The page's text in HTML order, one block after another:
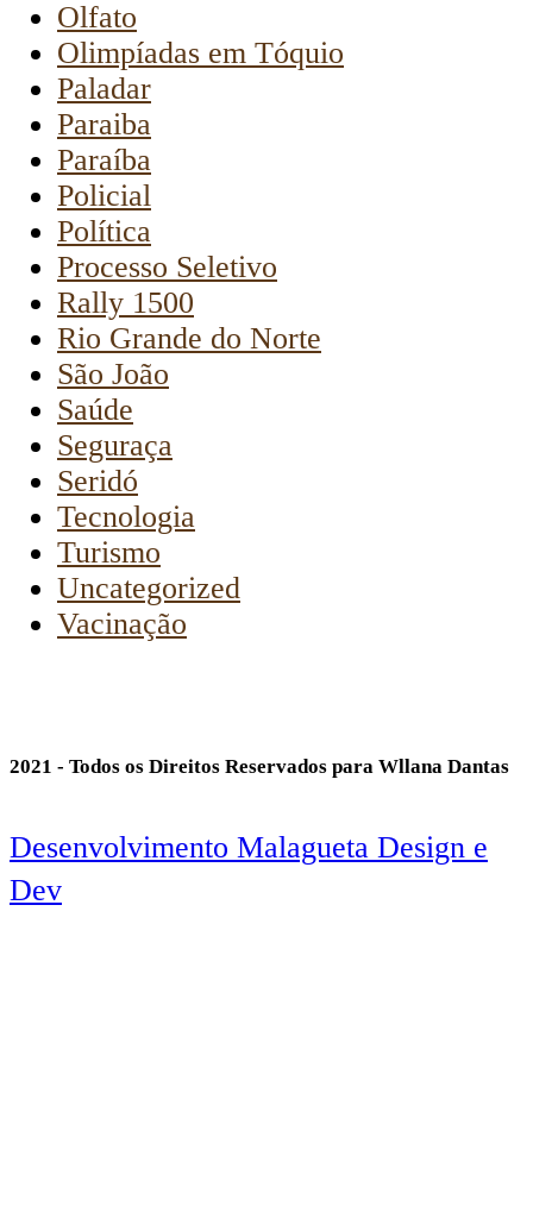
Olfato
Olimpíadas em Tóquio
Paladar
Paraiba
Paraíba
Policial
Política
Processo Seletivo
Rally 1500
Rio Grande do Norte
São João
Saúde
Seguraça
Seridó
Tecnologia
Turismo
Uncategorized
Vacinação
2021 - Todos os Direitos Reservados para Wllana Dantas
Desenvolvimento Malagueta Design e
Dev